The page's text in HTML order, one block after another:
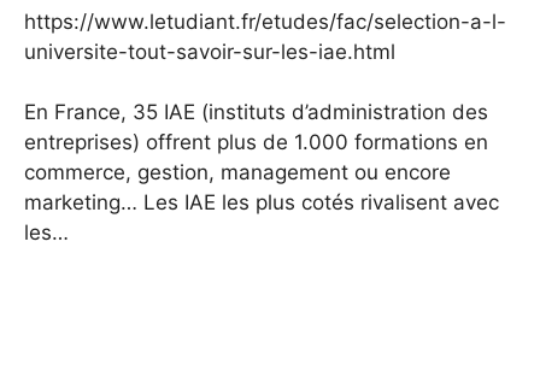
https://www.letudiant.fr/etudes/fac/selection-a-l-
universite-tout-savoir-sur-les-iae.html
En France, 35 IAE (instituts d’administration des
entreprises) offrent plus de 1.000 formations en
commerce, gestion, management ou encore
marketing… Les IAE les plus cotés rivalisent avec
les…